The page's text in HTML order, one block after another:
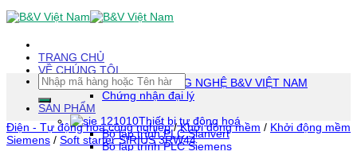
Skip
To
(tạm
dịch)
TRANG CHỦ
VỀ CHÚNG TÔI
CÔNG TY TNHH CÔNG NGHỆ B&V VIỆT NAM
Chứng nhận đại lý
SẢN PHẨM
Thiết bị tự động hoá
Bộ lập trình PLC Slanvert
Bộ lập trình PLC Siemens
Tìm
kiếm:
Điện - Tự động hóa công nghiệp / Khởi động mềm / Khởi động mềm
Siemens / Soft starter SIRIUS 3RW44